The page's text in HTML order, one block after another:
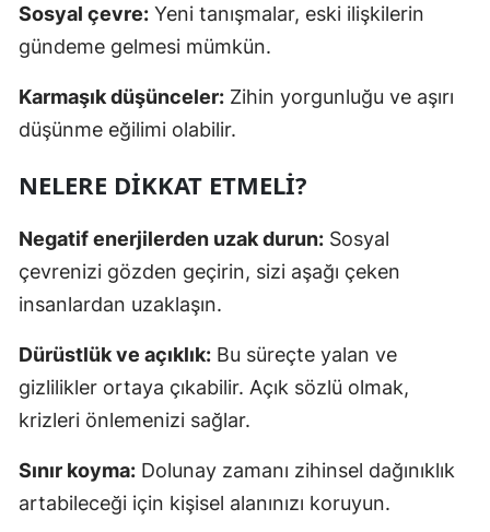
Sosyal çevre: Yeni tanışmalar, eski ilişkilerin
gündeme gelmesi mümkün.
Karmaşık düşünceler: Zihin yorgunluğu ve aşırı
düşünme eğilimi olabilir.
NELERE DIKKAT ETMELI?
Negatif enerjilerden uzak durun: Sosyal
çevrenizi gözden geçirin, sizi aşağı çeken
insanlardan uzaklaşın.
Dürüstlük ve açıklık: Bu süreçte yalan ve
gizlilikler ortaya çıkabilir. Açık sözlü olmak,
krizleri önlemenizi sağlar.
Sınır koyma: Dolunay zamanı zihinsel dağınıklık
artabileceği için kişisel alanınızı koruyun.